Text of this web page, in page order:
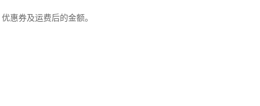
惠券及运费后的金额。